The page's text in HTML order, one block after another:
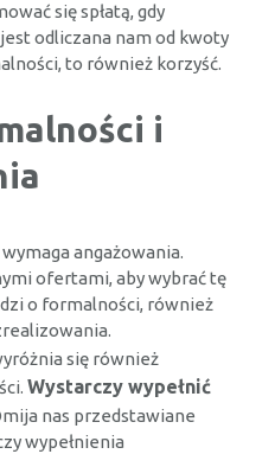
się spłatą, gdy
odliczana nam od kwoty
to również korzyść.
i
angażowania.
ofertami, aby wybrać tę
o formalności, również
się również
Wystarczy wypełnić
nas przedstawiane
wypełnienia